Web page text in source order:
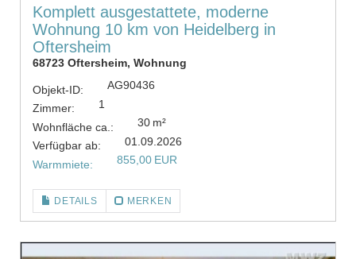
Komplett ausgestattete, moderne
Wohnung 10 km von Heidelberg in
Oftersheim
68723 Oftersheim, Wohnung
Objekt-ID:
AG90436
Zimmer:
1
Wohnfläche ca.:
30 m²
Verfügbar ab:
01.09.2026
Warmmiete:
855,00 EUR
DETAILS MERKEN